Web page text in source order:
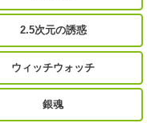
2.5次元の誘惑
ウィッチウォッチ
銀魂